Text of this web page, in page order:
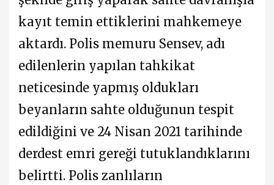
kayıt temin ettiklerini mahkemeye
aktardı. Polis memuru Sensev, adı
edilenlerin yapılan tahkikat
neticesinde yapmış oldukları
beyanların sahte olduğunun tespit
edildiğini ve 24 Nisan 2021 tarihinde
derdest emri gereği tutuklandıklarını
belirtti. Polis zanlıların